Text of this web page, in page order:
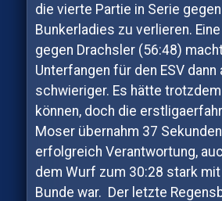
die vierte Partie in Serie
Bunkerladies zu verlieren.
gegen Drachsler (56:48)
Unterfangen für den ESV
schwieriger. Es hätte
können, doch die
Moser übernahm 37
erfolgreich Verantwortung,
dem Wurf zum 30:28 stark mit
Bunde war. Der letzte